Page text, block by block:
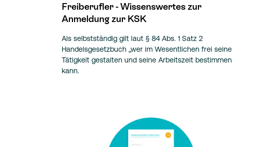
Freiberufler - Wissenswertes zur
Anmeldung zur KSK
Als selbstständig gilt laut § 84 Abs. 1 Satz 2
Handelsgesetzbuch „wer im Wesentlichen frei seine
Tätigkeit gestalten und seine Arbeitszeit bestimmen
kann.